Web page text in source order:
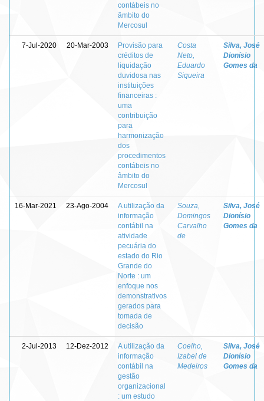
contábeis no
âmbito do
Mercosul
7-Jul-2020 20-Mar-2003
Provisão para
créditos de
liquidação
duvidosa nas
instituições
financeiras :
uma
contribuição
para
harmonização
dos
procedimentos
contábeis no
âmbito do
Mercosul
Costa
Neto,
Eduardo
Siqueira
Silva, José
Dionísio
Gomes da
16-Mar-2021 23-Ago-2004
A utilização da
informação
contábil na
atividade
pecuária do
estado do Rio
Grande do
Norte : um
enfoque nos
demonstrativos
gerados para
tomada de
decisão
Souza,
Domingos
Carvalho
de
Silva, José
Dionísio
Gomes da
2-Jul-2013 12-Dez-2012
A utilização da
informação
contábil na
gestão
organizacional
: um estudo
Coelho,
Izabel de
Medeiros
Silva, José
Dionísio
Gomes da